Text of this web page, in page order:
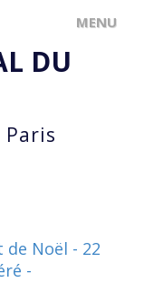
DU
Paris
de Noël - 22
-